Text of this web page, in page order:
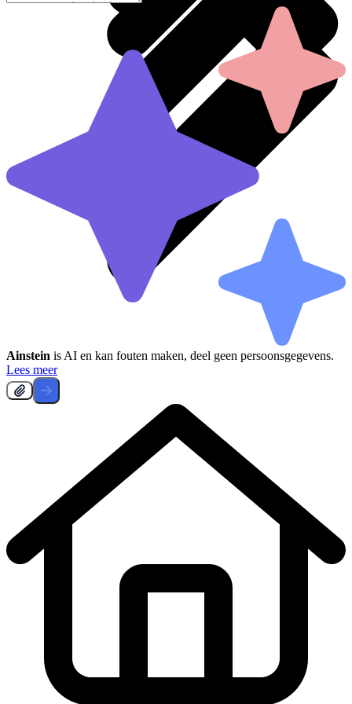
Ainstein is AI en kan fouten maken, deel geen persoonsgegevens.
Lees meer